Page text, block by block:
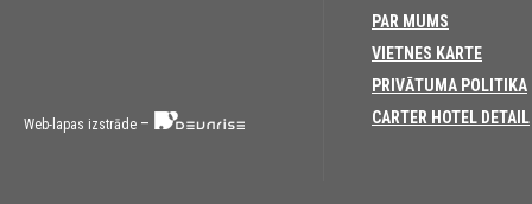
Web-lapas izstrāde –
PAR MUMS
VIETNES KARTE
PRIVĀTUMA POLITIKA
CARTER HOTEL DETAIL